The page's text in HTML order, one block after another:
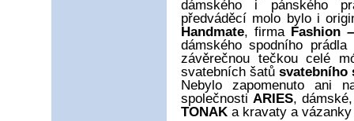
dámského i pánského
předváděcí molo bylo i
Handmate, firma Fashion
dámského spodního
závěrečnou tečkou celé
svatebních šatů svatebního
Nebylo zapomenuto ani
společnostiARIES,
TONAK a kravaty a